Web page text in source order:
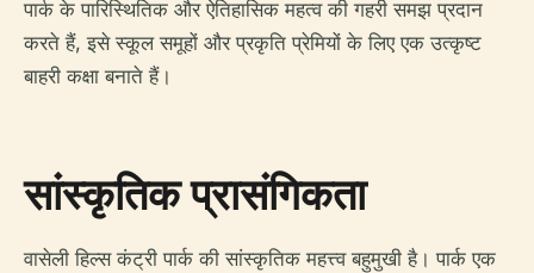
पार्क के पारिस्थितिक और ऐतिहासिक महत्व की गहरी समझ प्रदान
करते हैं, इसे स्कूल समूहों और प्रकृति प्रेमियों के लिए एक उत्कृष्ट
बाहरी कक्षा बनाते हैं।
सांस्कृतिक प्रासंगिकता
वासेली हिल्स कंट्री पार्क की सांस्कृतिक महत्त्व बहुमुखी है। पार्क एक